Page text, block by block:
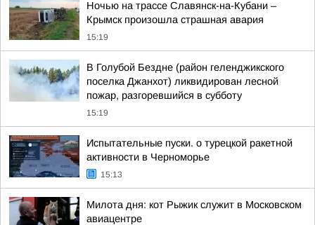
Ночью на трассе Славянск-на-Кубани –
Крымск произошла страшная авария
15:19
В Голубой Бездне (район геленджикского
поселка Джанхот) ликвидирован лесной
пожар, разгоревшийся в субботу
15:19
Испытательные пуски. о турецкой ракетной
активности в Черноморье
15:13
Милота дня: кот Рыжик служит в Московском
авиацентре